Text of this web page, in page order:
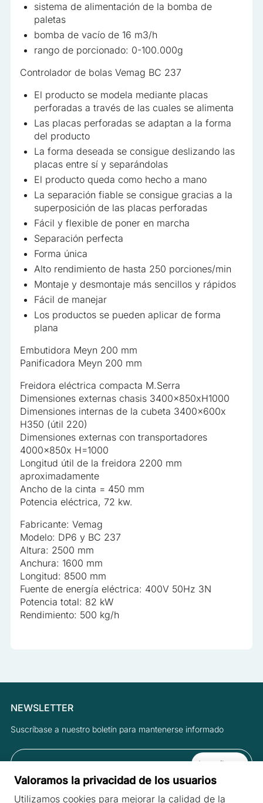
sistema de alimentación de la bomba de
paletas
bomba de vacío de 16 m3/h
rango de porcionado: 0-100.000g
Controlador de bolas Vemag BC 237
El producto se modela mediante placas
perforadas a través de las cuales se alimenta
Las placas perforadas se adaptan a la forma
del producto
La forma deseada se consigue deslizando las
placas entre sí y separándolas
El producto queda como hecho a mano
La separación fiable se consigue gracias a la
superposición de las placas perforadas
Fácil y flexible de poner en marcha
Separación perfecta
Forma única
Alto rendimiento de hasta 250 porciones/min
Montaje y desmontaje más sencillos y rápidos
Fácil de manejar
Los productos se pueden aplicar de forma
plana
Embutidora Meyn 200 mm
Panificadora Meyn 200 mm
Freidora eléctrica compacta M.Serra
Dimensiones externas chasis 3400x850xH1000
Dimensiones internas de la cubeta 3400x600x
H350 (útil 220)
Dimensiones externas con transportadores
4000x850x H=1000
Longitud útil de la freidora 2200 mm
aproximadamente
Ancho de la cinta = 450 mm
Potencia eléctrica, 72 kw.
Fabricante: Vemag
Modelo: DP6 y BC 237
Altura: 2500 mm
Anchura: 1600 mm
Longitud: 8500 mm
Fuente de energía eléctrica: 400V 50Hz 3N
Potencia total: 82 kW
Rendimiento: 500 kg/h
NEWSLETTER
Suscríbase a nuestro boletín para mantenerse informado
Al suscribirse al boletín, acepta las Condiciones y la Política de
Valoramos la privacidad de los usuarios
Utilizamos cookies para mejorar la calidad de la